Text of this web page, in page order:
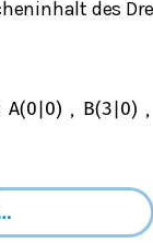
des
A(0 0) , B(3 0) ,